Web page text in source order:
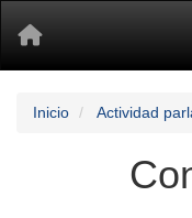
Inicio Actividad